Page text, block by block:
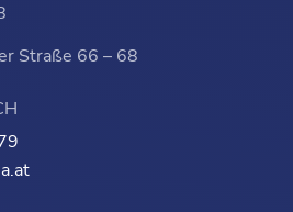
Straße 66 – 68